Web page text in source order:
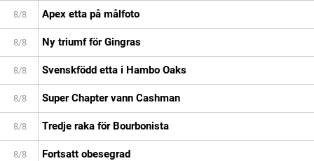
8/8 Apex etta på målfoto
8/8 Ny triumf för Gingras
8/8 Svenskfödd etta i Hambo Oaks
8/8 Super Chapter vann Cashman
8/8 Tredje raka för Bourbonista
8/8 Fortsatt obesegrad